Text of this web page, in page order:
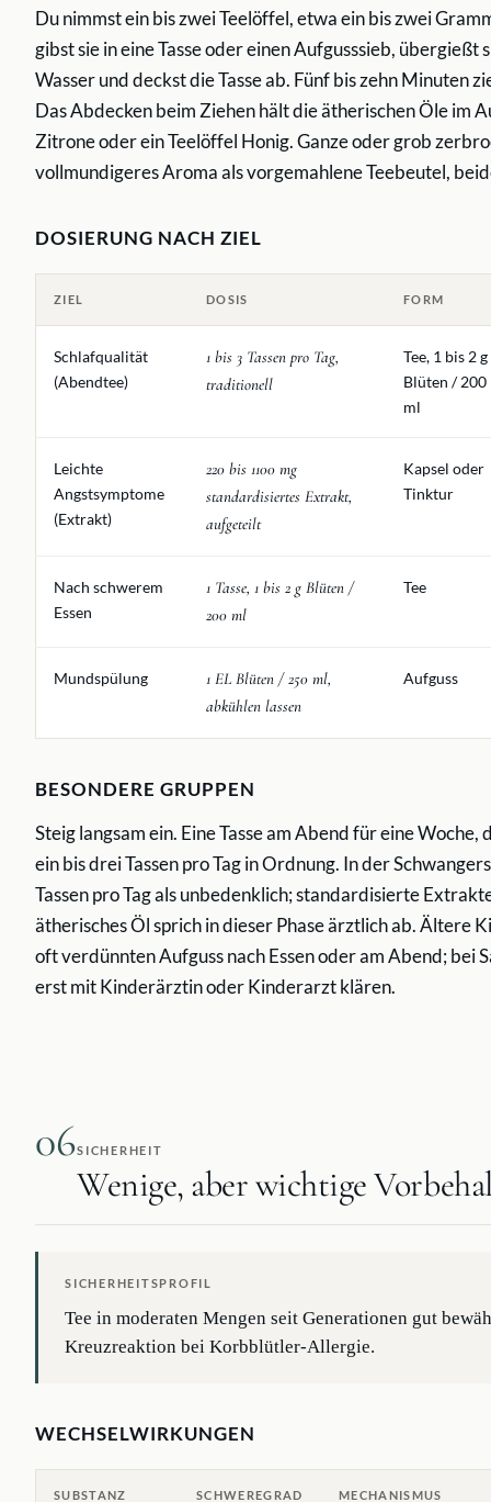
Du nimmst ein bis zwei Teelöffel, etwa ein bis zwei
gibst sie in eine Tasse oder einen Aufgusssieb,
Wasser und deckst die Tasse ab. Fünf bis zehn Minuten
Das Abdecken beim Ziehen hält die ätherischen Öle im
Zitrone oder ein Teelöffel Honig. Ganze oder grob
vollmundigeres Aroma als vorgemahlene Teebeutel,
DOSIERUNG NACH ZIEL
ZIEL DOSIS FORM
Schlafqualität
(Abendtee)
1 bis 3 Tassen pro Tag,
traditionell
Tee, 1 bis 2 g
Blüten / 200
ml
Leichte
Angstsymptome
(Extrakt)
220 bis 1100 mg
standardisiertes Extrakt,
aufgeteilt
Kapsel oder
Tinktur
Nach schwerem
Essen
1 Tasse, 1 bis 2 g Blüten /
200 ml
Tee
Mundspülung
1 EL Blüten / 250 ml,
abkühlen lassen
Aufguss
BESONDERE GRUPPEN
Steig langsam ein. Eine Tasse am Abend für eine Woche,
ein bis drei Tassen pro Tag in Ordnung. In der
Tassen pro Tag als unbedenklich; standardisierte
ätherisches Öl sprich in dieser Phase ärztlich ab. Ältere
oft verdünnten Aufguss nach Essen oder am Abend; bei
erst mit Kinderärztin oder Kinderarzt klären.
06SICHERHEIT
Wenige, aber wichtige
SICHERHEITSPROFIL
Tee in moderaten Mengen seit Generationen gut
Kreuzreaktion bei Korbblütler-Allergie.
WECHSELWIRKUNGEN
SUBSTANZ SCHWEREGRAD MECHANISMUS